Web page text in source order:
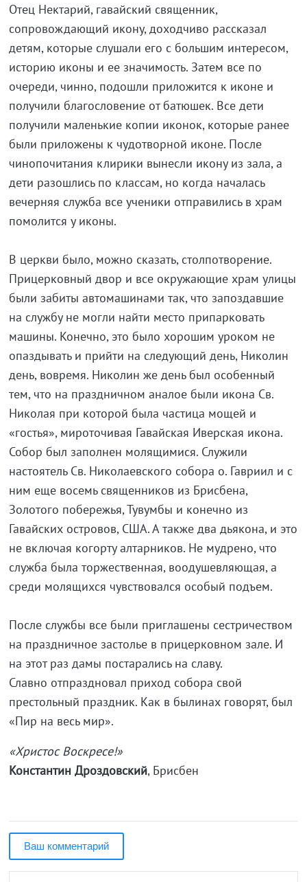
Отец Нектарий, гавайский священник,
сопровождающий икону, доходчиво рассказал
детям, которые слушали его с большим интересом,
историю иконы и ее значимость. Затем все по
очереди, чинно, подошли приложится к иконе и
получили благословение от батюшек. Все дети
получили маленькие копии иконок, которые ранее
были приложены к чудотворной иконе. После
чинопочитания клирики вынесли икону из зала, а
дети разошлись по классам, но когда началась
вечерняя служба все ученики отправились в храм
помолится у иконы.
В церкви было, можно сказать, столпотворение.
Прицерковный двор и все окружающие храм улицы
были забиты автомашинами так, что запоздавшие
на службу не могли найти место припарковать
машины. Конечно, это было хорошим уроком не
опаздывать и прийти на следующий день, Николин
день, вовремя. Николин же день был особенный
тем, что на праздничном аналое были икона Св.
Николая при которой была частица мощей и
«гостья», мироточивая Гавайская Иверская икона.
Собор был заполнен молящимися. Служили
настоятель Св. Николаевского собора о. Гавриил и с
ним еще восемь священников из Брисбена,
Золотого побережья, Тувумбы и конечно из
Гавайских островов, США. А также два дьякона, и это
не включая когорту алтарников. Не мудрено, что
служба была торжественная, воодушевляющая, а
среди молящихся чувствовался особый подъем.
После службы все были приглашены сестричеством
на праздничное застолье в прицерковном зале. И
на этот раз дамы постарались на славу.
Славно отпраздновал приход собора свой
престольный праздник. Как в былинах говорят, был
«Пир на весь мир».
«Христос Воскресе!»
Константин Дроздовский, Брисбен
Ваш комментарий